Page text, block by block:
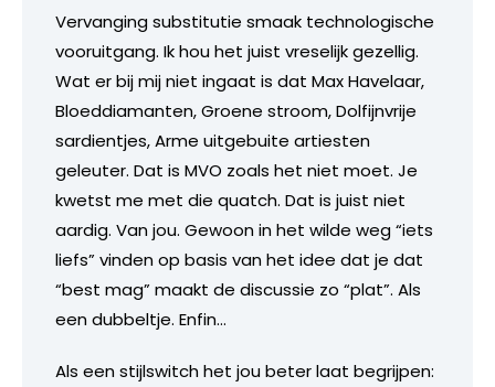
Vervanging substitutie smaak technologische
vooruitgang. Ik hou het juist vreselijk gezellig.
Wat er bij mij niet ingaat is dat Max Havelaar,
Bloeddiamanten, Groene stroom, Dolfijnvrije
sardientjes, Arme uitgebuite artiesten
geleuter. Dat is MVO zoals het niet moet. Je
kwetst me met die quatch. Dat is juist niet
aardig. Van jou. Gewoon in het wilde weg “iets
liefs” vinden op basis van het idee dat je dat
“best mag” maakt de discussie zo “plat”. Als
een dubbeltje. Enfin…
Als een stijlswitch het jou beter laat begrijpen: